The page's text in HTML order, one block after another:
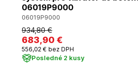
06019P9000
06019P9000
934,80 €
683,90 €
556,02 € bez DPH
Posledné 2 kusy